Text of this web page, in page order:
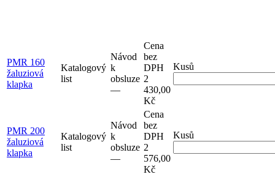
PMR 160
žaluziová
klapka
Katalogový
list
Návod
k
obsluze
–⁠–⁠
Cena
bez
DPH
2
430,00
Kč
Kusů
PMR 200
žaluziová
klapka
Katalogový
list
Návod
k
obsluze
–⁠–⁠
Cena
bez
DPH
2
576,00
Kč
Kusů